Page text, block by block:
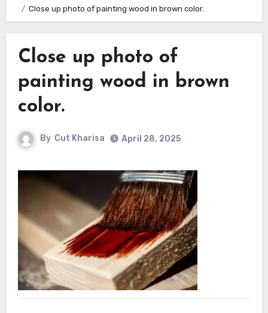
Close up photo of painting wood in brown color.
Close up photo of
painting wood in brown
color.
By Cut Kharisa April 28, 2025